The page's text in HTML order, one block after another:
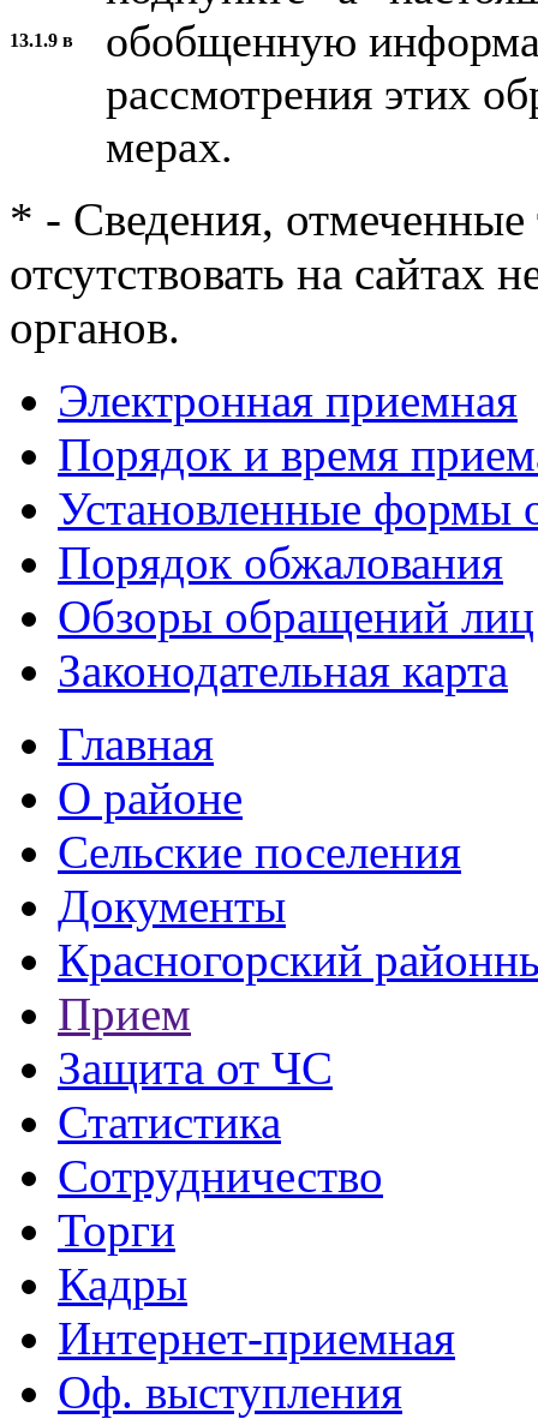
13.1.9 в
обобщенную
рассмотрения этих
мерах.
* - Сведения,
отсутствовать на сайтах
органов.
Электронная приемная
Порядок и время
Установленные формы
Порядок обжалования
Обзоры обращений лиц
Законодательная карта
Главная
О районе
Сельские поселения
Документы
Красногорский
Прием
Защита от ЧС
Статистика
Сотрудничество
Торги
Кадры
Интернет-приемная
Оф. выступления